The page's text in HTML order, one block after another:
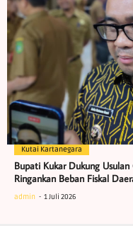
Kutai Kartanegara
Bupati Kukar Dukung
Ringankan Beban Fiskal
admin 1 Juli 2026